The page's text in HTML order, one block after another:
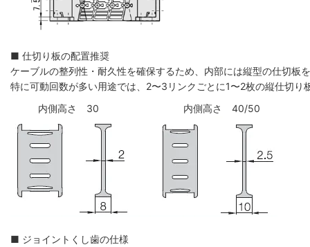
■ 仕切り板の配置推奨
ケーブルの整列性・耐久性を確保するため、内部には縦型の仕切板
特に可動回数が多い用途では、2〜3リンクごとに1〜2枚の縦仕切
内側高さ 30
内側高さ 40/50
■ ジョイントくし歯の仕様